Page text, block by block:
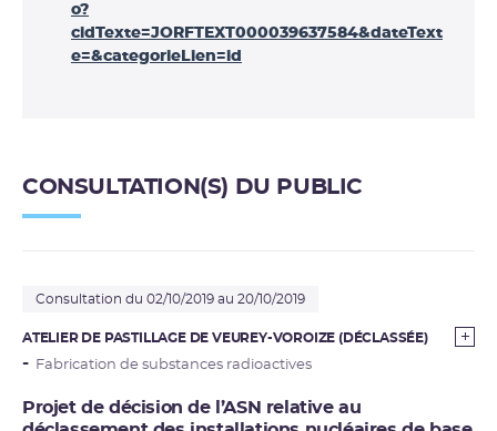
o?
cidTexte=JORFTEXT000039637584&dateText
e=&categorieLien=id
CONSULTATION(S) DU PUBLIC
Consultation du 02/10/2019 au 20/10/2019
ATELIER DE PASTILLAGE DE VEUREY-VOROIZE (DÉCLASSÉE)
Fabrication de substances radioactives
Projet de décision de l’ASN relative au